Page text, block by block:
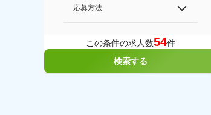
応募方法
この条件の求人数54件
検索する